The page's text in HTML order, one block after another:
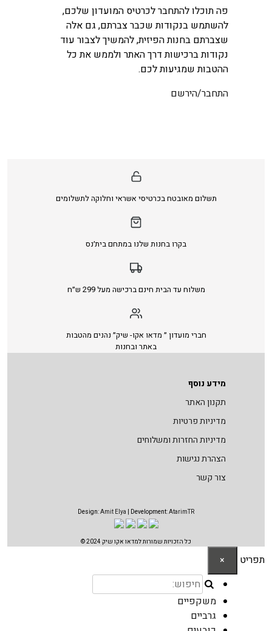
פה תוכלו להתחבר לכרטיס המועדון שלכם,
להשתמש בנקודות שכבר צברתם, גם אלה
שצברתם בחנות הפיזית, להמשיך לצבור עוד
נקודות ברכישות דרך האתר ולממש את כל
ההטבות שמגיעות לכם.
התחבר/הירשם
תשלום מאובטח בכרטיסי אשראי וחלוקה לתשלומים
בקרו בחנות שלנו במתחם בית׳נס
משלוח עד הבית חינם ברכישה מעל 299 ש״ח
חברי מועדון ״ מדאו אקו- שיק״ נהנים מהטבות
באתר ובחנות
מידע נוסף
תקנון האתר
מדיניות פרטיות
מדיניות החזרות ומשלוחים
הצהרת נגישות
צור קשר
Design:Amit Elya | Development:AtarimTR
כל הזכויות שמורות למדאו אקו שיק 2024 ©
תפריט ×
משקפיים
גרביים